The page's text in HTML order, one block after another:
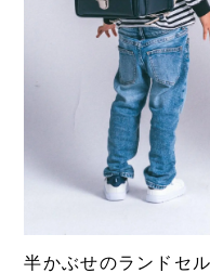
半かぶせのランドセ